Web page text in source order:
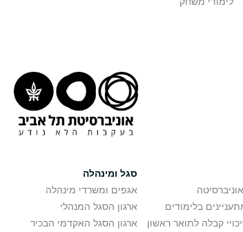
בלימודים
קבלה לתואר ראשון
סגל ומינהלה
אגפים ומשרדי מינהלה
ארגון הסגל המנהלי
ארגון הסגל האקדמי הבכיר